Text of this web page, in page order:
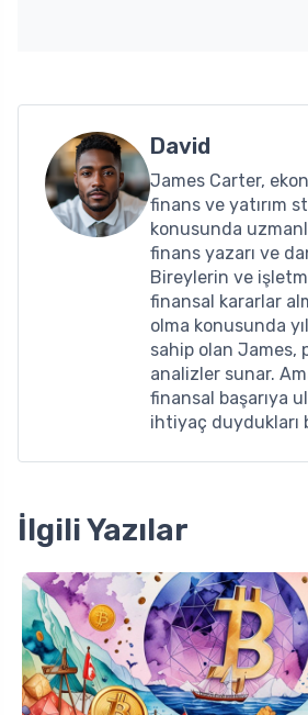
David
James Carter,
finans ve yatırım
konusunda
finans yazarı ve
Bireylerin ve
finansal kararlar
olma konusunda
sahip olan James,
analizler sunar.
finansal başarıya
ihtiyaç duydukları
İlgili Yazılar